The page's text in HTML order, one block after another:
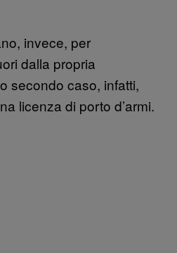
invece, per
dalla propria
secondo caso, infatti,
licenza di porto d’armi.